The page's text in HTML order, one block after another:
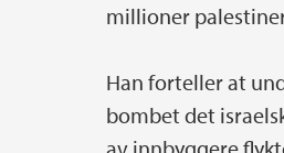
millioner
Han forteller at
bombet det